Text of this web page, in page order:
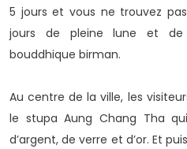
5 jours et vous ne trouvez
jours de pleine lune et de
bouddhique birman.
Au centre de la ville, les
le stupa Aung Chang Tha
d’argent, de verre et d’or. Et